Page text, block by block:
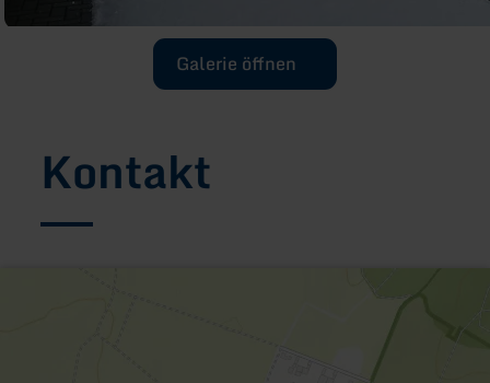
Galerie öffnen
Kontakt